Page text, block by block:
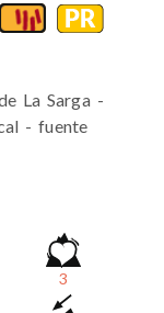
La Sarga -
- fuente
3